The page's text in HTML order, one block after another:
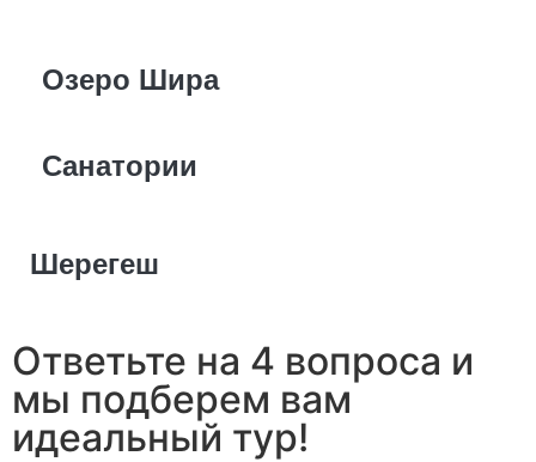
Озеро Шира
Санатории
Шерегеш
Ответьте на 4 вопроса и
мы подберем вам
идеальный тур!